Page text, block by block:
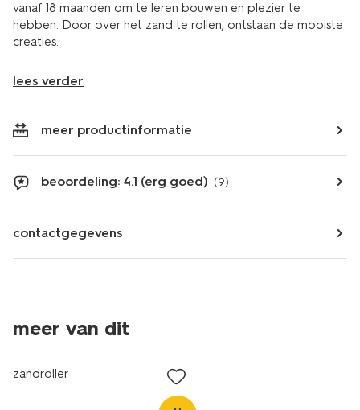
vanaf 18 maanden om te leren bouwen en plezier te
hebben. Door over het zand te rollen, ontstaan de mooiste
creaties.
lees verder
meer productinformatie
beoordeling: 4.1 (erg goed) (9)
contactgegevens
meer van dit
zandroller